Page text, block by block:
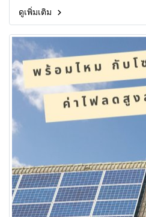
ดูเพิ่มเติม